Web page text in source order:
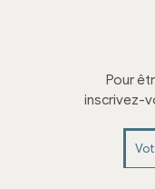
Pour
inscrivez-